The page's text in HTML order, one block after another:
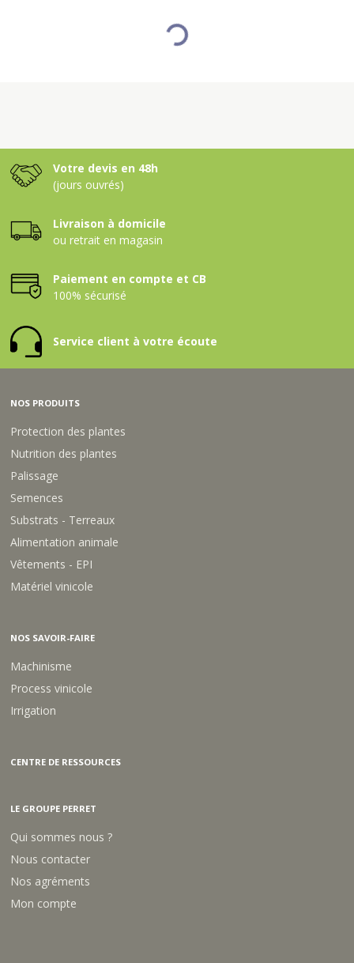
Votre devis en 48h
(jours ouvrés)
Livraison à domicile
ou retrait en magasin
Paiement en compte et CB
100% sécurisé
Service client à votre écoute
NOS PRODUITS
Protection des plantes
Nutrition des plantes
Palissage
Semences
Substrats - Terreaux
Alimentation animale
Vêtements - EPI
Matériel vinicole
NOS SAVOIR-FAIRE
Machinisme
Process vinicole
Irrigation
CENTRE DE RESSOURCES
LE GROUPE PERRET
Qui sommes nous ?
Nous contacter
Nos agréments
Mon compte